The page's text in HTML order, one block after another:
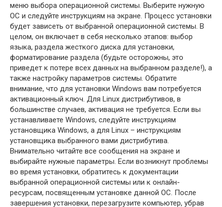
меню выбора операционной системы. Выберите нужную
ОС и следуйте инструкциям на экране. Процесс установки
будет зависеть от выбранной операционной системы. В
целом, он включает в себя несколько этапов: выбор
языка, раздела жесткого диска для установки,
форматирование раздела (будьте осторожны, это
приведет к потере всех данных на выбранном разделе!), а
также настройку параметров системы. Обратите
внимание, что для установки Windows вам потребуется
активационный ключ. Для Linux дистрибутивов, в
большинстве случаев, активация не требуется. Если вы
устанавливаете Windows, следуйте инструкциям
установщика Windows, а для Linux – инструкциям
установщика выбранного вами дистрибутива.
Внимательно читайте все сообщения на экране и
выбирайте нужные параметры. Если возникнут проблемы
во время установки, обратитесь к документации
выбранной операционной системы или к онлайн-
ресурсам, посвященным установке данной ОС. После
завершения установки, перезагрузите компьютер, убрав